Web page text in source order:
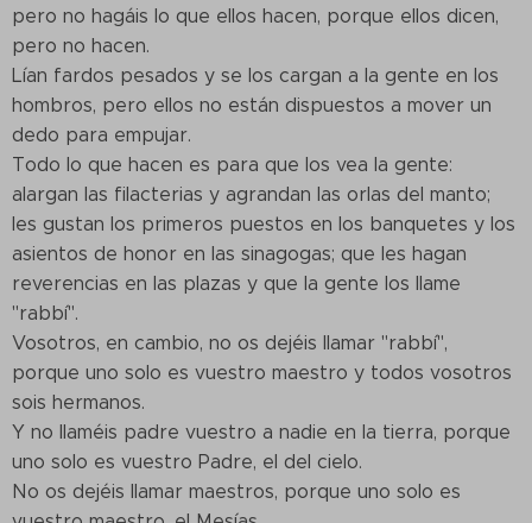
pero no hagáis lo que ellos hacen, porque ellos dicen,
pero no hacen.
Lían fardos pesados y se los cargan a la gente en los
hombros, pero ellos no están dispuestos a mover un
dedo para empujar.
Todo lo que hacen es para que los vea la gente:
alargan las filacterias y agrandan las orlas del manto;
les gustan los primeros puestos en los banquetes y los
asientos de honor en las sinagogas; que les hagan
reverencias en las plazas y que la gente los llame
"rabbí".
Vosotros, en cambio, no os dejéis llamar "rabbí",
porque uno solo es vuestro maestro y todos vosotros
sois hermanos.
Y no llaméis padre vuestro a nadie en la tierra, porque
uno solo es vuestro Padre, el del cielo.
No os dejéis llamar maestros, porque uno solo es